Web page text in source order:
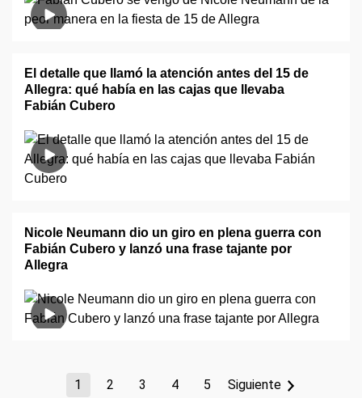
El detalle que llamó la atención antes del 15 de
Allegra: qué había en las cajas que llevaba
Fabián Cubero
Nicole Neumann dio un giro en plena guerra con
Fabián Cubero y lanzó una frase tajante por
Allegra
1 2 3 4 5 Siguiente